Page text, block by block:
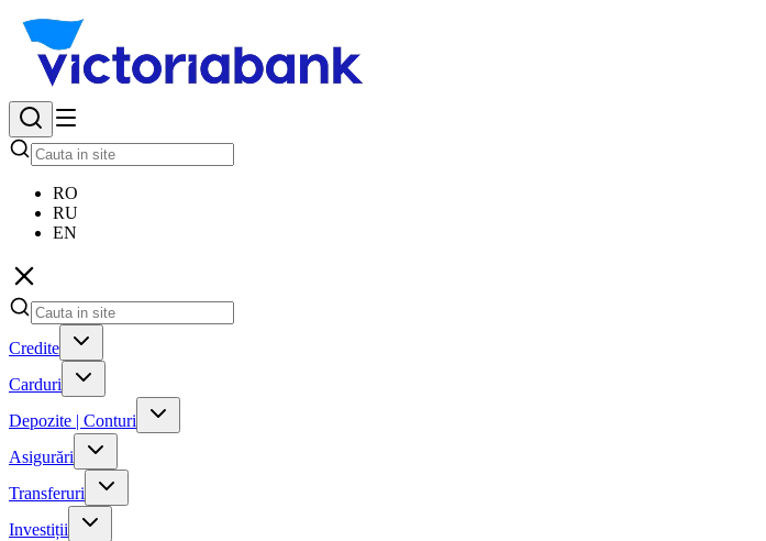
RO
RU
EN
Credite
Carduri
Depozite | Conturi
Asigurări
Transferuri
Investiții